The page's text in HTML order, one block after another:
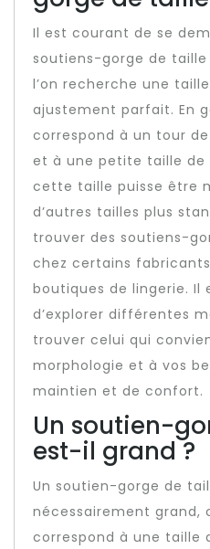
Il est courant de se
soutiens-gorge de taille
l’on recherche une
ajustement parfait. En
correspond à un tour
et à une petite taille de
cette taille puisse être
d’autres tailles plus
trouver des soutiens-
chez certains
boutiques de lingerie. Il
d’explorer différentes
trouver celui qui
morphologie et à vos
maintien et de confort.
Un soutien-
est-il grand ?
Un soutien-gorge de
nécessairement grand,
correspond à une taille